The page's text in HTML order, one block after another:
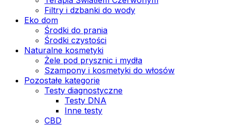
Filtry i dzbanki do wody
Eko dom
Środki do prania
Środki czystości
Naturalne kosmetyki
Żele pod prysznic i mydła
Szampony i kosmetyki do włosów
Pozostałe kategorie
Testy diagnostyczne
Testy DNA
Inne testy
CBD